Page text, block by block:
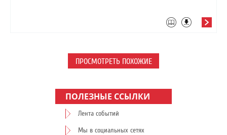
ПРОСМОТРЕТЬ ПОХОЖИЕ
ПОЛЕЗНЫЕ ССЫЛКИ
Лента событий
Мы в социальных сетях